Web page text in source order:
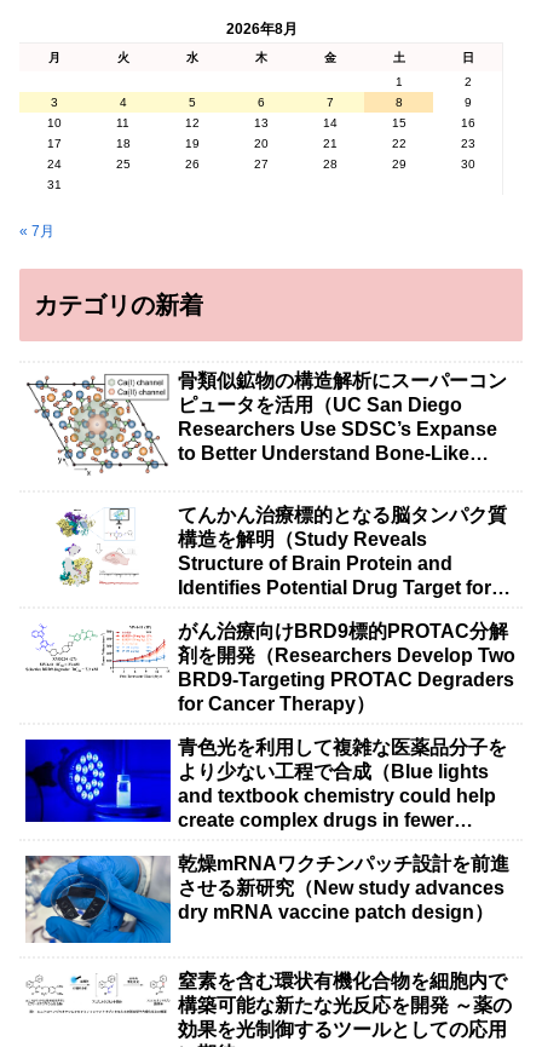
2026年8月
月 火 水 木 金 土
日
1
2
3
4 5 6 7 8
9
10
11 12 13 14 15
16
17
18 19 20 21 22
23
24
25 26 27 28 29
30
31
« 7月
カテゴリの新着
骨類似鉱物の構造解析にスーパーコン
ピュータを活用（UC San Diego
Researchers Use SDSC’s Expanse
to Better Understand Bone-Like
てんかん治療標的となる脳タンパク質
構造を解明（Study Reveals
Structure of Brain Protein and
Identifies Potential Drug Target for
がん治療向けBRD9標的PROTAC分解
剤を開発（Researchers Develop Two
BRD9-Targeting PROTAC Degraders
for Cancer Therapy）
青色光を利用して複雑な医薬品分子を
より少ない工程で合成（Blue lights
and textbook chemistry could help
create complex drugs in fewer
乾燥mRNAワクチンパッチ設計を前進
させる新研究（New study advances
dry mRNA vaccine patch design）
窒素を含む環状有機化合物を細胞内で
構築可能な新たな光反応を開発 ～薬の
効果を光制御するツールとしての応用